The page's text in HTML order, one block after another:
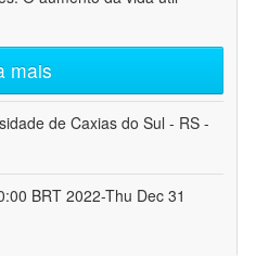
mais
de Caxias do Sul - RS -
BRT 2022-Thu Dec 31